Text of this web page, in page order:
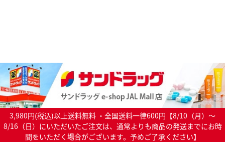
3,980円(税込)以上送料無料 ・全国送料一律600円【8/10（月）～
8/16（日）にいただいたご注文は、通常よりも商品の発送までにお時
間をいただく場合がございます。予めご了承ください】